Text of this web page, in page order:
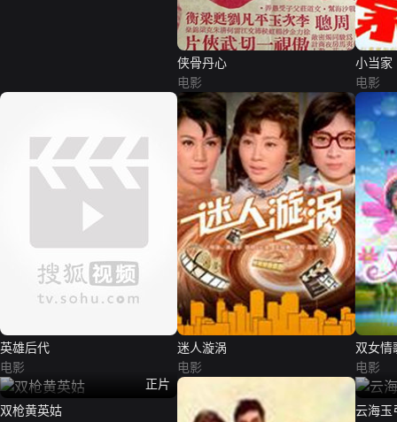
侠骨丹心
电影
小当家
电影
英雄后代
电影
迷人漩涡
电影
双女情
电影
正片
双枪黄英姑
云海玉